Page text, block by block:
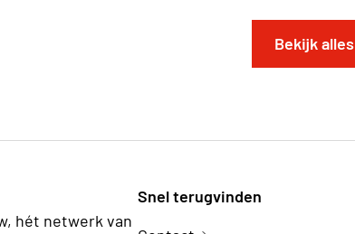
Bekijk alles
hét netwerk van
Snel terugvinden